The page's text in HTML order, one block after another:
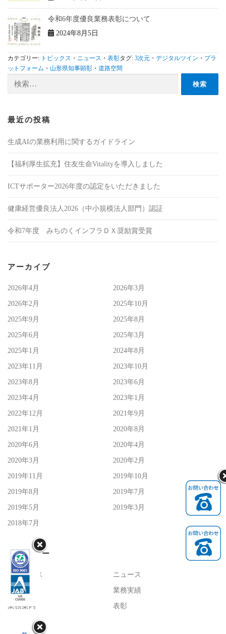
令和6年度優良業務表彰について
2024年8月5日
カテゴリー: トピックス ・ ニュース ・ 表彰タグ: 3次元 ・ デジタルツイン ・ プラ
ットフォーム ・ 山形県知事顕彰 ・ 道路空間
検索:
最近の投稿
生成AIの業務利用に関するガイドライン
【福利厚生拡充】住友生命Vitalityを導入しました
ICTサポーター2026年度の認定をいただきました
健康経営優良法人2026（中小規模法人部門）認証
令和7年度 みちのくインフラＤＸ奨励賞受賞
アーカイブ
2026年4月 2026年3月
2026年2月 2025年10月
2025年9月 2025年8月
2025年6月 2025年3月
2025年1月 2024年8月
2023年11月 2023年10月
2023年8月 2023年6月
2023年4月 2023年1月
2022年12月 2021年9月
2021年1月 2020年8月
2020年6月 2020年4月
2020年3月 2020年2月
2019年11月 2019年10月
2019年8月 2019年7月
2019年5月 2019年3月
2018年7月
カテゴリー
トピックス ニュース
採用情報 業務実績
業務案内 表彰